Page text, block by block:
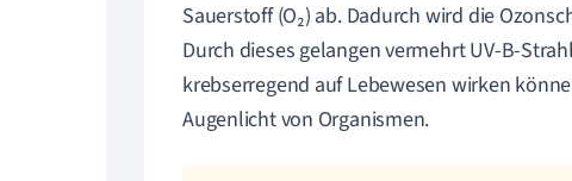
Sauerstoff (O₂) ab. Dadurch wird die
Durch dieses gelangen vermehrt UV-B-
krebserregend auf Lebewesen wirken
Augenlicht von Organismen.